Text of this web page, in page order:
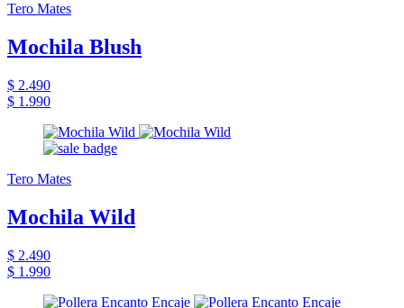
Tero Mates
Mochila Blush
$ 2.490
$ 1.990
Tero Mates
Mochila Wild
$ 2.490
$ 1.990